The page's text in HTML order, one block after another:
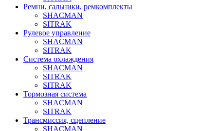
Ремни, сальники, ремкомплекты
SHACMAN
SITRAK
Рулевое управление
SHACMAN
SITRAK
Система охлаждения
SHACMAN
SITRAK
SITRAK
Тормозная система
SHACMAN
SITRAK
Трансмиссия, сцепление
SHACMAN